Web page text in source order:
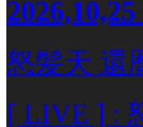
2026,10,25
怒髪天 還
[ LIVE ] :